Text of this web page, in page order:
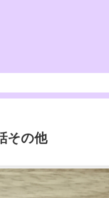
その他